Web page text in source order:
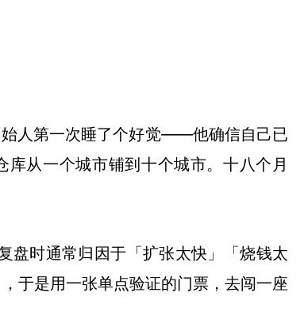
始人第一次睡了个好觉——他确信自己已
从一个城市铺到十个城市。十八个月
盘时通常归因于「扩张太快」「烧钱太
于是用一张单点验证的门票，去闯一座